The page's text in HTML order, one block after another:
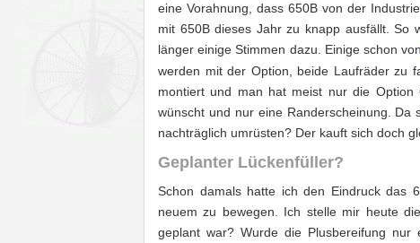
eine Vorahnung, dass 650B von der
mit 650B dieses Jahr zu knapp ausfällt. So
länger einige Stimmen dazu. Einige schon von
werden mit der Option, beide Laufräder zu
montiert und man hat meist nur die
wünscht und nur eine Randerscheinung.
nachträglich umrüsten? Der kauft sich doch
Geplanter Lückenfüller?
Schon damals hatte ich den Eindruck das
neuem zu bewegen. Ich stelle mir heute
geplant war? Wurde die Plusbereifung